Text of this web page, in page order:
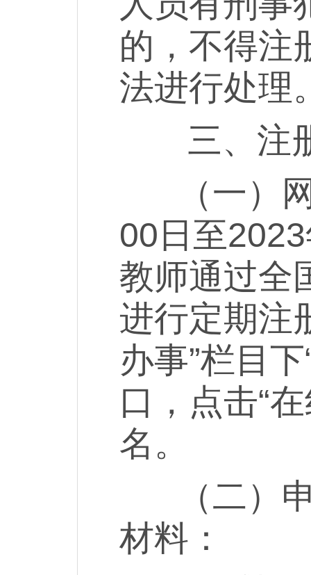
的，不得注
法进行处理
三、注册
（一）网
00日至
教师通过全
进行定期注
办事”栏目
口，点击“
名。
（二）申
材料：